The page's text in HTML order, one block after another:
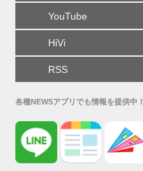
YouTube
HiVi
RSS
各種NEWSアプリでも情報を提供中！